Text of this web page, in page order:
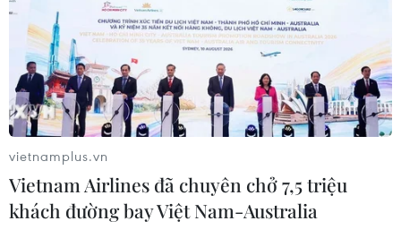
Sở hữu trí tuệ
Quy định sử dụng
RSS
Hỗ trợ
Ngôn ngữ
TTXVN
Dịch vụ tin
Quảng cáo
Liên hệ
vietnamplus.vn
Vietnam Airlines đã chuyên chở 7,5 triệu
khách đường bay Việt Nam-Australia